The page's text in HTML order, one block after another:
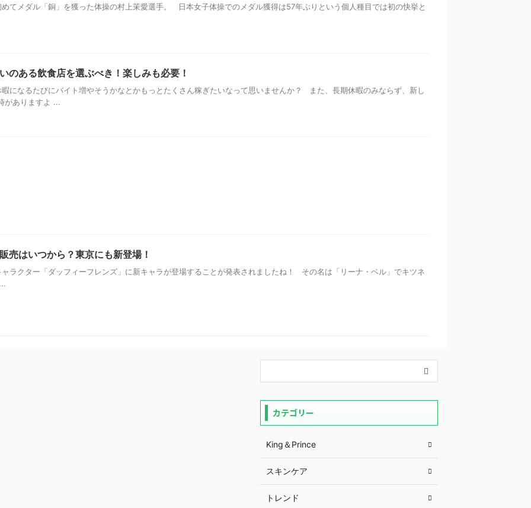
てメダル「銅」を獲った体操の村上茉愛選手。 日本女子体操でのメダル獲得は57年ぶりという個人種目では初の快挙と
のある飲食店を選ぶべき！楽しみも必要！
になるたびにバイト増やそうかなとかもっとたくさん稼ぎたいなって思いませんか？ また、長期休暇のみならず、新し
がありますよ ...
売はいつから？東京にも新登場！
ラクター「ダッフィーフレンズ」に新キャラが登場することが発表されましたね！ その名は「リーナ・ベル」でキツネ
カテゴリー
King＆Prince
スキンケア
トレンド